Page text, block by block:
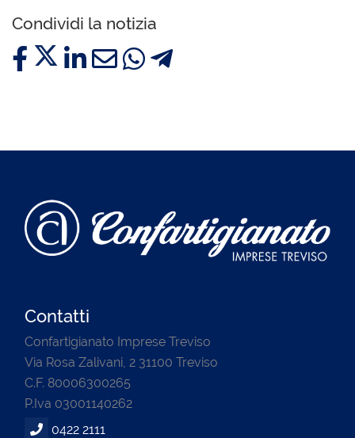
Condividi la notizia
Contatti
Confartigianato Imprese Treviso
Via Rosa Zalivani, 2 31100 Treviso
C.F. 80006300265
P.Iva 03001140262
0422 2111